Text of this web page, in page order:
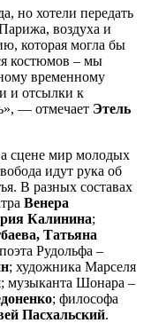
но хотели передать
воздуха и
которая могла бы
костюмов – мы
временному
и отсылки к
— отмечает Этель
сцене мир молодых
идут рука об
В разных составах
Венера
Калинина;
Татьяна
Рудольфа –
; художника Марселя
; музыканта Шонара –
; философа
Пасхальский.